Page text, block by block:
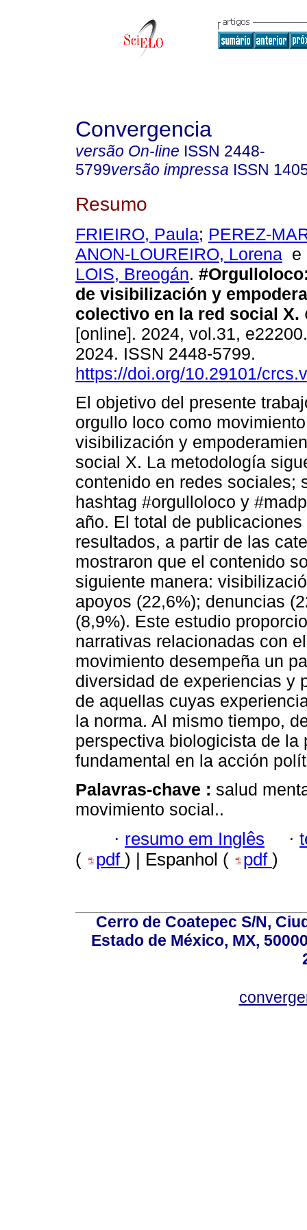
Convergencia
versão On-line ISSN 2448-
5799versão impressa ISSN
Resumo
FRIEIRO, Paula; PEREZ-
ANON-LOUREIRO, Lorena
LOIS, Breogán.
de visibilización y
colectivo en la red social X.
[online]. 2024, vol.31,
2024. ISSN 2448-5799.
https://doi.org/10.29101/
El objetivo del presente
orgullo loco como
visibilización y
social X. La metodología
contenido en redes sociales;
hashtag #orgulloloco y
año. El total de
resultados, a partir de las
mostraron que el contenido
siguiente manera:
apoyos (22,6%); denuncias
(8,9%). Este estudio
narrativas relacionadas con
movimiento desempeña un
diversidad de experiencias y
de aquellas cuyas
la norma. Al mismo tiempo,
perspectiva biologicista de
fundamental en la acción
Palavras-chave : salud
movimiento social..
· resumo em Inglês ·
(
pdf ) | Espanhol ( pdf )
Cerro de Coatepec S/N,
Estado de México, MX,